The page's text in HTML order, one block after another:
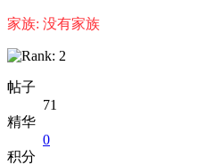
家族: 没有家族
帖子
71
精华
0
积分